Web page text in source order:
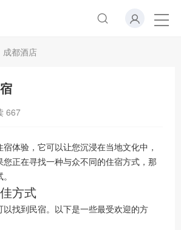
成都酒店
667
体验，它可以让您沉浸在当地文化中，
正在寻找一种与众不同的住宿方式，那
方式
找到民宿。以下是一些最受欢迎的方